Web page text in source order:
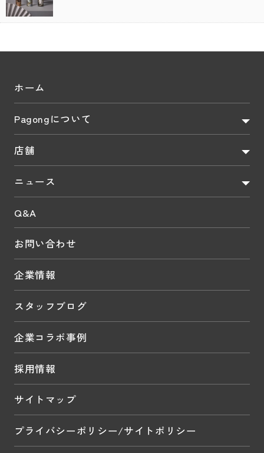
ホーム
Pagongについて
店舗
ニュース
Q&A
お問い合わせ
企業情報
スタッフブログ
企業コラボ事例
採用情報
サイトマップ
プライバシーポリシー/サイトポリシー